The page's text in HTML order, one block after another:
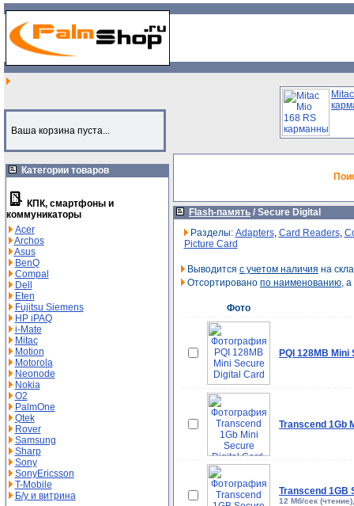
Ваша корзина пуста...
Категории товаров
КПК, смартфоны и
коммуникаторы
Acer
Archos
Asus
BenQ
Compal
Dell
Eten
Fujitsu Siemens
HP iPAQ
i-Mate
Mitac
Motion
Motorola
Neonode
Nokia
O2
PalmOne
Qtek
Rover
Samsung
Sharp
Sony
SonyEricsson
T-Mobile
Б/у и витрина
Flash-память / Secure Digital
Разделы: Adapters, Card Readers,
Picture Card
Выводится с учетом наличия на
Отсортировано по наименованию,
Фото
PQI 128MB
Transcend 1Gb
Transcend 1GB
12 Мб/сек